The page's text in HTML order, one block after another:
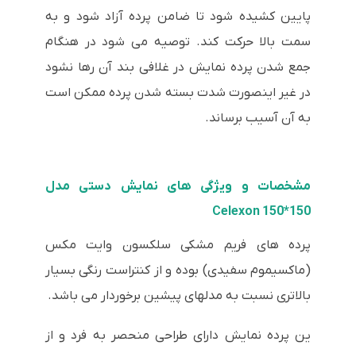
پایین کشیده شود تا ضامن پرده آزاد شود و به
سمت بالا حرکت کند. توصیه می شود در هنگام
جمع شدن پرده نمایش در غلافی بند آن رها نشود
در غیر اینصورت شدت بسته شدن پرده ممکن است
به آن آسیب برساند.
مشخصات و ویژگی های نمایش دستی مدل
150*150 Celexon
پرده های فریم مشکی سلکسون وایت مکس
(ماکسیموم سفیدی) بوده و از کنتراست رنگی بسیار
بالاتری نسبت به مدلهای پیشین برخوردار می باشد.
ین پرده نمایش دارای طراحی منحصر به فرد و از